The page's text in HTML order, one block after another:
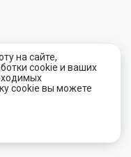
на сайте,
cookie и ваших
cookie вы можете